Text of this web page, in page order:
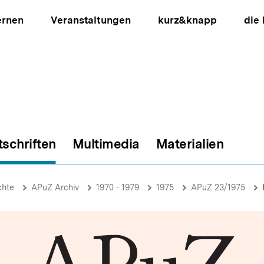
Veranstaltungen kurz&knapp die
Multimedia Materialien
APuZ Archiv 1970 - 1979 1975 APuZ 23/1975